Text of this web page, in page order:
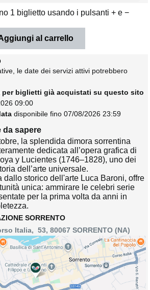
1 biglietto usando i pulsanti + e −
le date dei servizi attivi potrebbero
per biglietti già acquistati su questo sito
09:00
disponibile fino 07/08/2026 23:59
da sapere
la splendida dimora sorrentina
dedicata all’opera grafica di
y Lucientes (1746–1828), uno dei
dell’arte universale.
dallo storico dell'arte Luca Baroni, offre
unica: ammirare le celebri serie
per la prima volta da anni in
SORRENTO
Italia, 53, 80067 SORRENTO (NA)